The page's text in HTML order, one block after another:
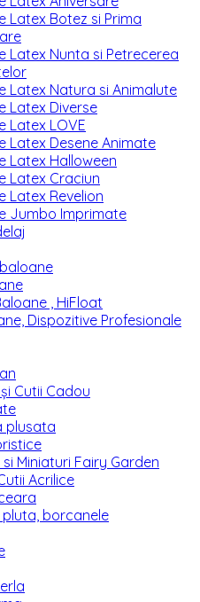
Latex Botez si Prima
Latex Nunta si Petrecerea
Latex Natura si Animalute
Latex Diverse
Latex LOVE
Latex Desene Animate
Latex Halloween
Latex Craciun
Latex Revelion
Jumbo Imprimate
, HiFloat
Dispozitive Profesionale
Cutii Cadou
plusata
Miniaturi Fairy Garden
Acrilice
borcanele